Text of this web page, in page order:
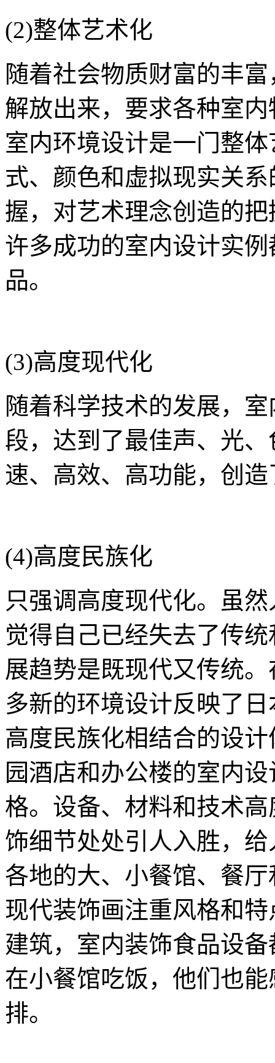
(2)整体艺术化
随着社会物质财富的丰
解放出来，要求各种室
室内环境设计是一门整
式、颜色和虚拟现实关
握，对艺术理念创造的
许多成功的室内设计实
品。
(3)高度现代化
随着科学技术的发展，
段，达到了最佳声、光
速、高效、高功能，创
(4)高度民族化
只强调高度现代化。虽
觉得自己已经失去了传
展趋势是既现代又传统
多新的环境设计反映了
高度民族化相结合的设
园酒店和办公楼的室内
格。设备、材料和技术
饰细节处处引人入胜，
各地的大、小餐馆、餐
现代装饰画注重风格和
建筑，室内装饰食品设
在小餐馆吃饭，他们也
排。